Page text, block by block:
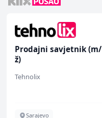
Prodajni savjetnik (m/
ž)
Tehnolix
Sarajevo